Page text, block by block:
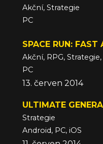
Akční, Strategie
PC
SPACE RUN: FAST
Akční, RPG,
PC
13. červen 2014
ULTIMATE
Strategie
Android, PC, iOS